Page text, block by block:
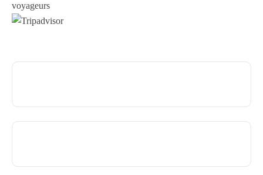
voyageurs